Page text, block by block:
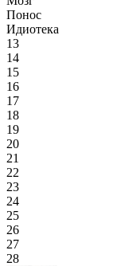
Понос
Идиотека
13
14
15
16
17
18
19
20
21
22
23
24
25
26
27
28